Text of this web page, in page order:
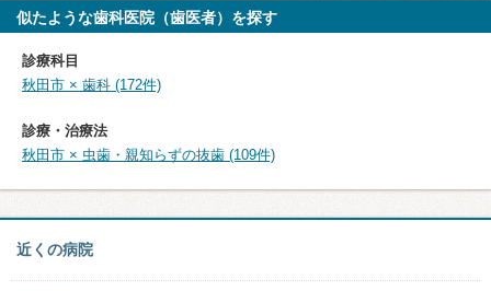
似たような歯科医院（歯医者）を探す
診療科目
秋田市 × 歯科 (172件)
診療・治療法
秋田市 × 虫歯・親知らずの抜歯 (109件)
近くの病院